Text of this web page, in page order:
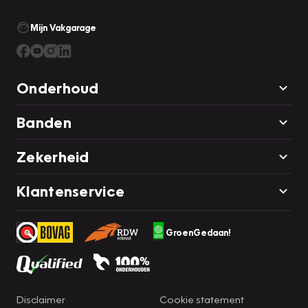
Bovag pakket (€850): Dit afleverpakket bevat: 12 maanden
volledige BOVAG-garantie, kwart tank brandstof,
garantiewerkzaamheden
Wij berekenen geen afleveringskosten!
Wilt u meer informatie over de auto of ons bedrijf? Neem
dan contact met ons op! Interesse? Maak dan bij ons een
afspraak voor een bezichtiging. Dan weet u zeker dat wij
voorwaarden van toepassing. Zie:
Mijn Vakgarage
Onderhoud
Banden
Zekerheid
Klantenservice
GroenGedaan!
Disclaimer Cookie statement